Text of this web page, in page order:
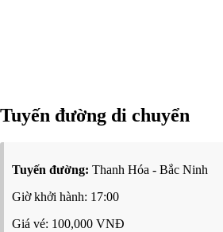
Tuyến đường di chuyển
Tuyến đường: Thanh Hóa - Bắc Ninh
Giờ khởi hành: 17:00
Giá vé: 100,000 VNĐ